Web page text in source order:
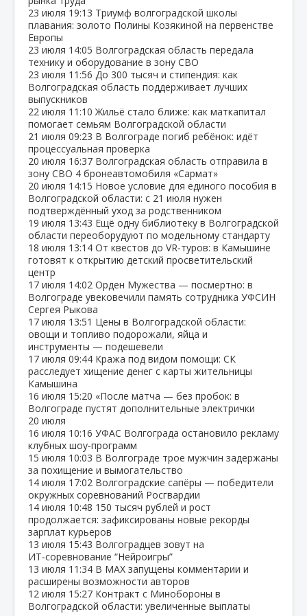
23 июля 19:13 Триумф волгоградской школы
плавания: золото Полины Козякиной на первенстве
Европы
23 июля 14:05 Волгоградская область передала
технику и оборудование в зону СВО
23 июля 11:56 До 300 тысяч и стипендия: как
Волгоградская область поддерживает лучших
выпускников
22 июля 11:10 Жильё стало ближе: как маткапитал
помогает семьям Волгоградской области
21 июля 09:23 В Волгограде погиб ребёнок: идёт
процессуальная проверка
20 июля 16:37 Волгоградская область отправила в
зону СВО 4 бронеавтомобиля «Сармат»
20 июля 14:15 Новое условие для единого пособия в
Волгоградской области: с 21 июля нужен
подтверждённый уход за родственником
19 июля 13:43 Ещё одну библиотеку в Волгоградской
области переоборудуют по модельному стандарту
18 июля 13:14 От квестов до VR‑туров: в Камышине
готовят к открытию детский просветительский
центр
17 июля 14:02 Орден Мужества — посмертно: в
Волгограде увековечили память сотрудника УФСИН
Сергея Рыкова
17 июля 13:51 Цены в Волгоградской области:
овощи и топливо подорожали, яйца и
инструменты — подешевели
17 июля 09:44 Кража под видом помощи: СК
расследует хищение денег с карты жительницы
Камышина
16 июля 15:20 «После матча — без пробок: в
Волгограде пустят дополнительные электрички
20 июля
16 июля 10:16 УФАС Волгограда остановило рекламу
клубных шоу‑программ
15 июля 10:03 В Волгограде трое мужчин задержаны
за похищение и вымогательство
14 июля 17:02 Волгоградские сапёры — победители
окружных соревнований Росгвардии
14 июля 10:48 150 тысяч рублей и рост
продолжается: зафиксированы новые рекорды
зарплат курьеров
13 июля 15:43 Волгоградцев зовут на
ИТ‑соревнование “Нейроигры”
13 июля 11:34 В МАХ запущены комментарии и
расширены возможности авторов
12 июля 15:27 Контракт с Минобороны в
Волгоградской области: увеличенные выплаты